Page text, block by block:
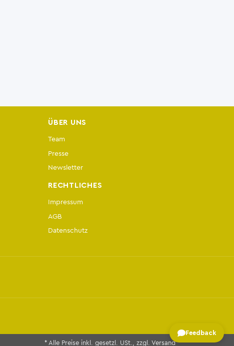
ÜBER UNS
Team
Presse
Newsletter
RECHTLICHES
Impressum
AGB
Datenschutz
* Alle Preise inkl. gesetzl. USt., zzgl. Versand
Feedback